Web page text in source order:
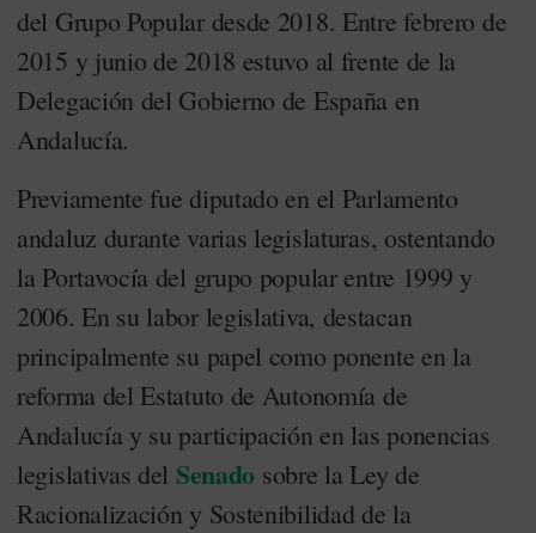
del Grupo Popular desde 2018. Entre febrero de
2015 y junio de 2018 estuvo al frente de la
Delegación del Gobierno de España en
Andalucía.
Previamente fue diputado en el Parlamento
andaluz durante varias legislaturas, ostentando
la Portavocía del grupo popular entre 1999 y
2006. En su labor legislativa, destacan
principalmente su papel como ponente en la
reforma del Estatuto de Autonomía de
Andalucía y su participación en las ponencias
legislativas del Senado sobre la Ley de
Racionalización y Sostenibilidad de la